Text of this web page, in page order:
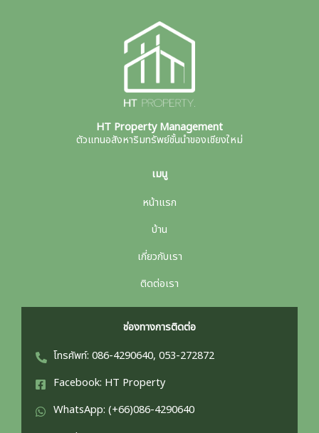
HT Property Management
ตัวแทนอสังหาริมทรัพย์ชั้นนำของเชียงใหม่
เมนู
หน้าแรก
บ้าน
เกี่ยวกับเรา
ติดต่อเรา
ช่องทางการติดต่อ
โทรศัพท์: 086-4290640, 053-272872
Facebook: HT Property
WhatsApp: (+66)086-4290640